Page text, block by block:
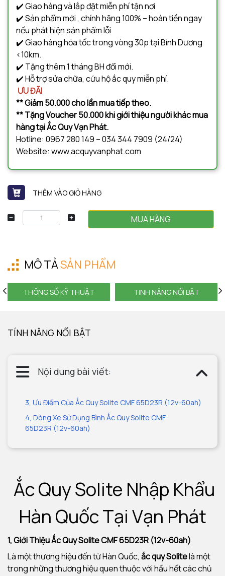
✔️ Giao hàng và lắp đặt miễn phí tận nơi
✔️ Sản phẩm mới , chính hãng 100% – hoàn tiền ngay
nếu phát hiện sản phẩm lỗi
✔️ Giao hàng hỏa tốc trong vòng 30p tại Bình Dương
<10km.
✔️ Tặng thêm 1 tháng BH đổi mới.
✔️ Hỗ trợ sửa chữa, cứu hộ ắc quy miễn phí.
ƯU ĐÃI
** Giảm 50.000 cho lần mua tiếp theo.
** Tặng Voucher 50.000 khi giới thiệu người khác mua
hàng tại Ắc Quy Vạn Phát.
Hotline: 0967 280 149 – 034 344 7909 (24/24)
Website: www.acquyvanphat.com
THÊM VÀO GIỎ HÀNG
MUA HÀNG
MÔ TẢSẢN PHẨM
THÔNG SỐ KỸ THUẬT TINH NĂNG NỔI BẬT
TÍNH NĂNG NỔI BẬT
Nội dung bài viết:
3, Ưu Điểm Của Ắc Quy Solite CMF 65D23R (12v-60ah)
4, Dòng Xe Sử Dụng Bình Ắc Quy Solite CMF
65D23R (12v-60ah)
Ắc Quy Solite Nhập Khẩu
Hàn Quốc Tại Vạn Phát
1, Giới Thiệu Ắc Quy Solite CMF 65D23R (12v-60ah)
Là một thương hiệu đến từ Hàn Quốc, ắc quy Solitelà một
trong những thương hiệu quen thuộc với hầu hết các chủ